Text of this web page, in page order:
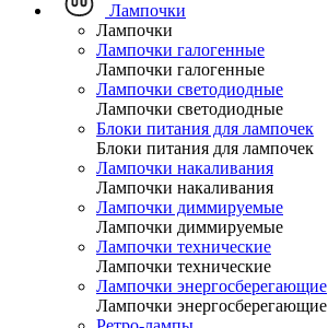
Лампочки
Лампочки
Лампочки галогенные
Лампочки галогенные
Лампочки светодиодные
Лампочки светодиодные
Блоки питания для лампочек
Блоки питания для лампочек
Лампочки накаливания
Лампочки накаливания
Лампочки диммируемые
Лампочки диммируемые
Лампочки технические
Лампочки технические
Лампочки энергосберегающие
Лампочки энергосберегающие